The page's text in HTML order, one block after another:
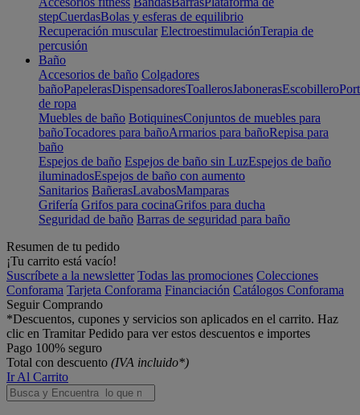
stepCuerdasBolas y esferas de equilibrio
Recuperación muscular ElectroestimulaciónTerapia de
percusión
Baño
Accesorios de baño Colgadores
bañoPapelerasDispensadoresToallerosJabonerasEscobillero
de ropa
Muebles de baño BotiquinesConjuntos de muebles para
bañoTocadores para bañoArmarios para bañoRepisa para
baño
Espejos de baño Espejos de baño sin LuzEspejos de baño
iluminadosEspejos de baño con aumento
Sanitarios BañerasLavabosMamparas
Grifería Grifos para cocinaGrifos para ducha
Seguridad de baño Barras de seguridad para baño
Resumen de tu pedido
¡Tu carrito está vacío!
Suscríbete a la newsletter Todas las promociones Colecciones
Conforama Tarjeta Conforama Financiación Catálogos Conforama
Seguir Comprando
*Descuentos, cupones y servicios son aplicados en el carrito. Haz
clic en Tramitar Pedido para ver estos descuentos e importes
Pago 100% seguro
Total con descuento (IVA incluido*)
Ir Al Carrito